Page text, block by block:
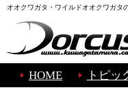
オオクワガタ・ワイルドオオクワガ
HOME トピッ